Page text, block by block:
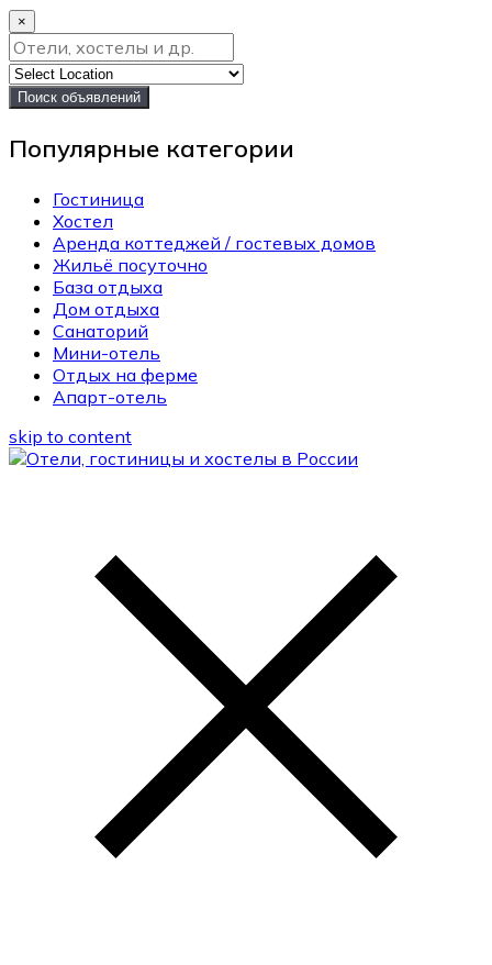
×
Поиск объявлений
Популярные категории
Гостиница
Хостел
Аренда коттеджей / гостевых домов
Жильё посуточно
База отдыха
Дом отдыха
Санаторий
Мини-отель
Отдых на ферме
Апарт-отель
skip to content